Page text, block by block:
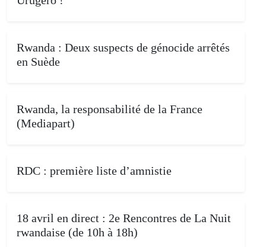
Rwanda : Deux suspects de génocide arrêtés
en Suède
Rwanda, la responsabilité de la France
(Mediapart)
RDC : première liste d’amnistie
18 avril en direct : 2e Rencontres de La Nuit
rwandaise (de 10h à 18h)